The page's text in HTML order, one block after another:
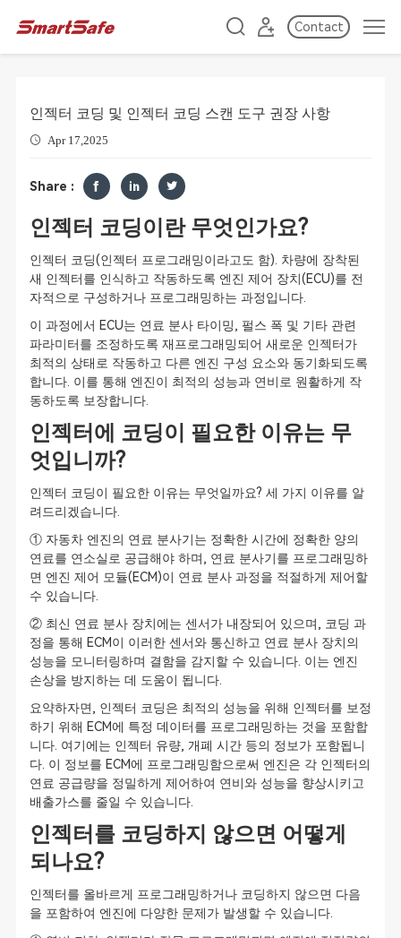
Contact
인젝터 코딩 및 인젝터 코딩 스캔 도구 권장 사항
Apr 17,2025
Share :
인젝터 코딩이란 무엇인가요?
인젝터 코딩(인젝터 프로그래밍이라고도 함). 차량에 장착된
새 인젝터를 인식하고 작동하도록 엔진 제어 장치(ECU)를 전
자적으로 구성하거나 프로그래밍하는 과정입니다.
이 과정에서 ECU는 연료 분사 타이밍, 펄스 폭 및 기타 관련
파라미터를 조정하도록 재프로그래밍되어 새로운 인젝터가
최적의 상태로 작동하고 다른 엔진 구성 요소와 동기화되도록
합니다. 이를 통해 엔진이 최적의 성능과 연비로 원활하게 작
동하도록 보장합니다.
인젝터에 코딩이 필요한 이유는 무
엇입니까?
인젝터 코딩이 필요한 이유는 무엇일까요? 세 가지 이유를 알
려드리겠습니다.
① 자동차 엔진의 연료 분사기는 정확한 시간에 정확한 양의
연료를 연소실로 공급해야 하며, 연료 분사기를 프로그래밍하
면 엔진 제어 모듈(ECM)이 연료 분사 과정을 적절하게 제어할
수 있습니다.
② 최신 연료 분사 장치에는 센서가 내장되어 있으며, 코딩 과
정을 통해 ECM이 이러한 센서와 통신하고 연료 분사 장치의
성능을 모니터링하며 결함을 감지할 수 있습니다. 이는 엔진
손상을 방지하는 데 도움이 됩니다.
요약하자면, 인젝터 코딩은 최적의 성능을 위해 인젝터를 보정
하기 위해 ECM에 특정 데이터를 프로그래밍하는 것을 포함합
니다. 여기에는 인젝터 유량, 개폐 시간 등의 정보가 포함됩니
다. 이 정보를 ECM에 프로그래밍함으로써 엔진은 각 인젝터의
연료 공급량을 정밀하게 제어하여 연비와 성능을 향상시키고
배출가스를 줄일 수 있습니다.
인젝터를 코딩하지 않으면 어떻게
되나요?
인젝터를 올바르게 프로그래밍하거나 코딩하지 않으면 다음
을 포함하여 엔진에 다양한 문제가 발생할 수 있습니다.